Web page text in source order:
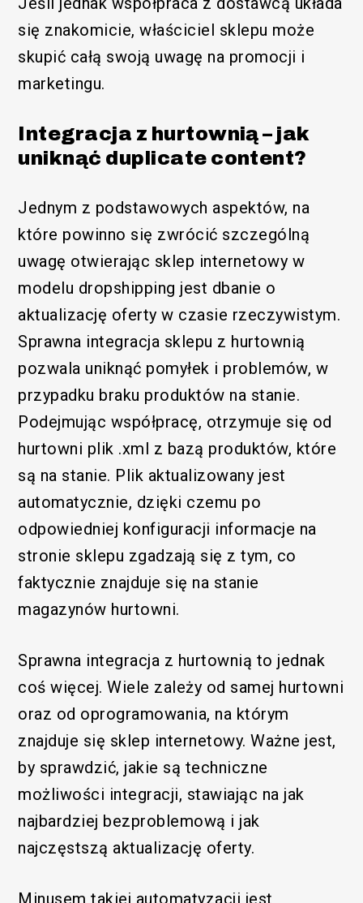
się znakomicie, właściciel sklepu może
skupić całą swoją uwagę na promocji i
marketingu.
Integracja z hurtownią – jak
uniknąć duplicate content?
Jednym z podstawowych aspektów, na
które powinno się zwrócić szczególną
uwagę otwierając sklep internetowy w
modelu dropshipping jest dbanie o
aktualizację oferty w czasie rzeczywistym.
Sprawna integracja sklepu z hurtownią
pozwala uniknąć pomyłek i problemów, w
przypadku braku produktów na stanie.
Podejmując współpracę, otrzymuje się od
hurtowni plik .xml z bazą produktów, które
są na stanie. Plik aktualizowany jest
automatycznie, dzięki czemu po
odpowiedniej konfiguracji informacje na
stronie sklepu zgadzają się z tym, co
faktycznie znajduje się na stanie
magazynów hurtowni.
Sprawna integracja z hurtownią to jednak
coś więcej. Wiele zależy od samej hurtowni
oraz od oprogramowania, na którym
znajduje się sklep internetowy. Ważne jest,
by sprawdzić, jakie są techniczne
możliwości integracji, stawiając na jak
najbardziej bezproblemową i jak
najczęstszą aktualizację oferty.
Minusem takiej automatyzacji jest